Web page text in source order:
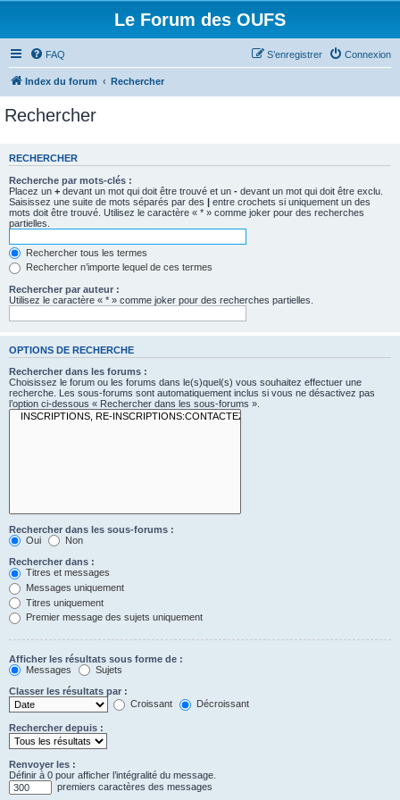
Le Forum des OUFS
FAQ Connexion
S’enregistrer
Index du forum Rechercher
Rechercher
RECHERCHER
Recherche par mots-clés :
Placez un + devant un mot qui doit être trouvé et un - devant un mot qui doit être exclu.
Saisissez une suite de mots séparés par des | entre crochets si uniquement un des
mots doit être trouvé. Utilisez le caractère « * » comme joker pour des recherches
partielles.
Rechercher tous les termes
Rechercher n’importe lequel de ces termes
Rechercher par auteur :
Utilisez le caractère « * » comme joker pour des recherches partielles.
OPTIONS DE RECHERCHE
Rechercher dans les forums :
Choisissez le forum ou les forums dans le(s)quel(s) vous souhaitez effectuer une
recherche. Les sous-forums sont automatiquement inclus si vous ne désactivez pas
l’option ci-dessous « Rechercher dans les sous-forums ».
Rechercher dans les sous-forums :
Oui
Non
Rechercher dans :
Titres et messages
Messages uniquement
Titres uniquement
Premier message des sujets uniquement
Afficher les résultats sous forme de :
Messages
Sujets
Classer les résultats par :
Croissant
Décroissant
Rechercher depuis :
Renvoyer les :
Définir à 0 pour afficher l’intégralité du message.
premiers caractères des messages